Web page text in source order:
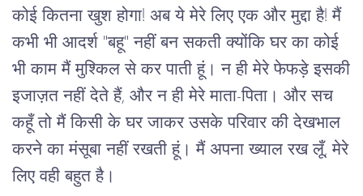
कोई कितना खुश होगा! अब ये मेरे लिए एक और मुद्दा है! मैं
कभी भी आदर्श "बहू" नहीं बन सकती क्योंकि घर का कोई
भी काम मैं मुश्किल से कर पाती हूं। न ही मेरे फेफड़े इसकी
इजाज़त नहीं देते हैं, और न ही मेरे माता-पिता। और सच
कहूँ तो मैं किसी के घर जाकर उसके परिवार की देखभाल
करने का मंसूबा नहीं रखती हूं। मैं अपना ख्याल रख लूँ, मेरे
लिए वही बहुत है।